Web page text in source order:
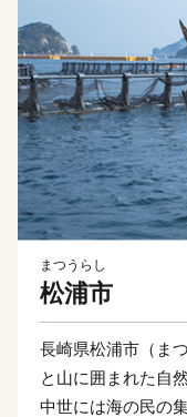
まつうらし
松浦市
長崎県松浦市（ま
と山に囲まれた自
中世には海の民の